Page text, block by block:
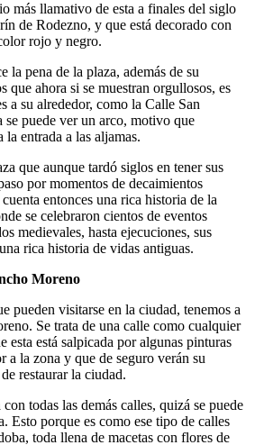
más llamativo de esta a finales del siglo
de Rodezno, y que está decorado con
rojo y negro.
la pena de la plaza, además de su
que ahora si se muestran orgullosos, es
a su alrededor, como la Calle San
se puede ver un arco, motivo que
entrada a las aljamas.
que aunque tardó siglos en tener sus
por momentos de decaimientos
entonces una rica historia de la
se celebraron cientos de eventos
medievales, hasta ejecuciones, sus
rica historia de vidas antiguas.
Moreno
pueden visitarse en la ciudad, tenemos a
Se trata de una calle como cualquier
esta está salpicada por algunas pinturas
a la zona y que de seguro verán su
restaurar la ciudad.
todas las demás calles, quizá se puede
Esto porque es como ese tipo de calles
toda llena de macetas con flores de